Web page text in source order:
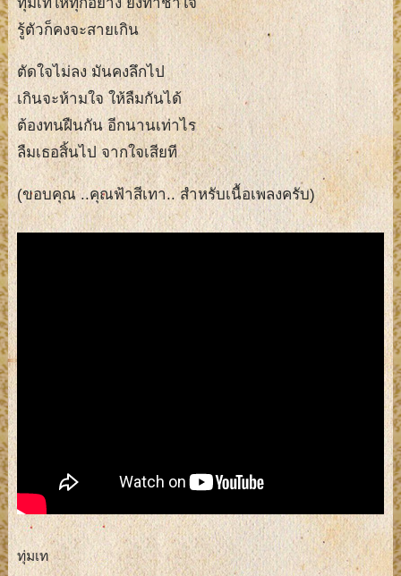
ทุ่มเทให้ทุกอย่าง ยังทำช้ำใจ
รู้ตัวก็คงจะสายเกิน
ตัดใจไม่ลง มันคงลึกไป
เกินจะห้ามใจ ให้ลืมกันได้
ต้องทนฝืนกัน อีกนานเท่าไร
ลืมเธอสิ้นไป จากใจเสียที
(ขอบคุณ ..คุณฟ้าสีเทา.. สำหรับเนื้อเพลงครับ)
ทุ่มเท